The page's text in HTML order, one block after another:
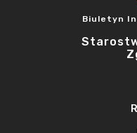
Biuletyn